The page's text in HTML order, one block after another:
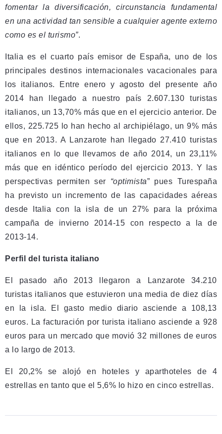
fomentar la diversificación, circunstancia fundamental
en una actividad tan sensible a cualquier agente externo
como es el turismo”.
Italia es el cuarto país emisor de España, uno de los
principales destinos internacionales vacacionales para
los italianos. Entre enero y agosto del presente año
2014 han llegado a nuestro país 2.607.130 turistas
italianos, un 13,70% más que en el ejercicio anterior. De
ellos, 225.725 lo han hecho al archipiélago, un 9% más
que en 2013. A Lanzarote han llegado 27.410 turistas
italianos en lo que llevamos de año 2014, un 23,11%
más que en idéntico período del ejercicio 2013. Y las
perspectivas permiten ser “optimista” pues Turespaña
ha previsto un incremento de las capacidades aéreas
desde Italia con la isla de un 27% para la próxima
campaña de invierno 2014-15 con respecto a la de
2013-14.
Perfil del turista italiano
El pasado año 2013 llegaron a Lanzarote 34.210
turistas italianos que estuvieron una media de diez días
en la isla. El gasto medio diario asciende a 108,13
euros. La facturación por turista italiano asciende a 928
euros para un mercado que movió 32 millones de euros
a lo largo de 2013.
El 20,2% se alojó en hoteles y aparthoteles de 4
estrellas en tanto que el 5,6% lo hizo en cinco estrellas.